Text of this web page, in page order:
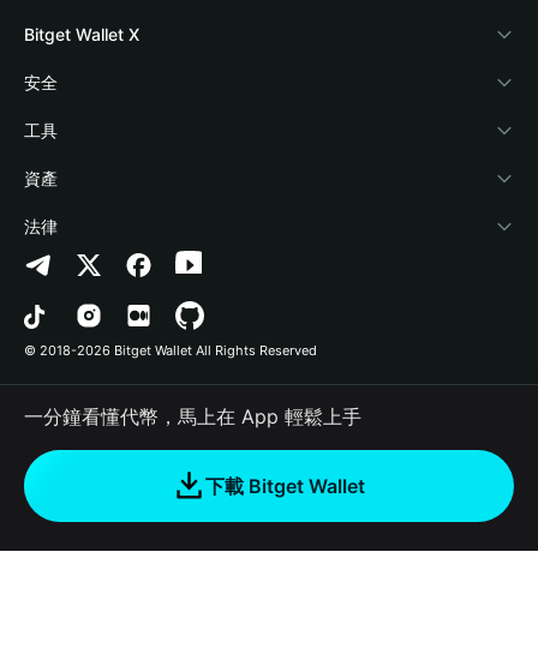
部落格
學院
加密資訊
幫助中心
‌聯繫我們
品牌資源
工作機會
Crypto Card
Stablecoin Earn
Payfi Crypto
Crypto Swap API
Altcoin Season Index
Prediction Markets
DApp
RWA
如何購買加密貨幣
Bitget Wallet X
開發者文件
連接錢包
Bitget Wallet Pay
合作上架
安全
風險保障基金
安全防護技術
工具
快捷買幣
授權檢測
合約檢測
批次轉帳
資產
Arbitrum
Avalanche
Bitcoin
Polygon
法律
隱私協議
用戶使用協議
© 2018-2026 Bitget Wallet All Rights Reserved
一分鐘看懂代幣，馬上在 App 輕鬆上手
下載 Bitget Wallet